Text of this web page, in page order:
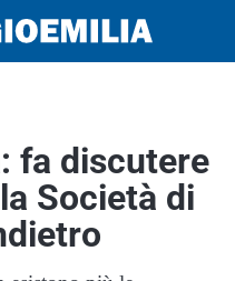
fa discutere
Società di